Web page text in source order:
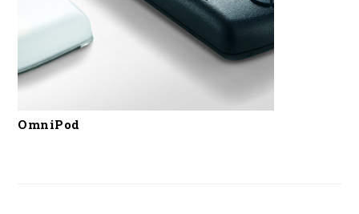
OmniPod